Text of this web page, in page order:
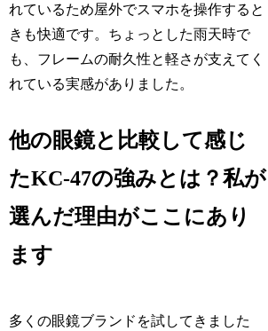
れているため屋外でスマホを操作すると
きも快適です。ちょっとした雨天時で
も、フレームの耐久性と軽さが支えてく
れている実感がありました。
他の眼鏡と比較して感じ
たKC-47の強みとは？私が
選んだ理由がここにあり
ます
多くの眼鏡ブランドを試してきました